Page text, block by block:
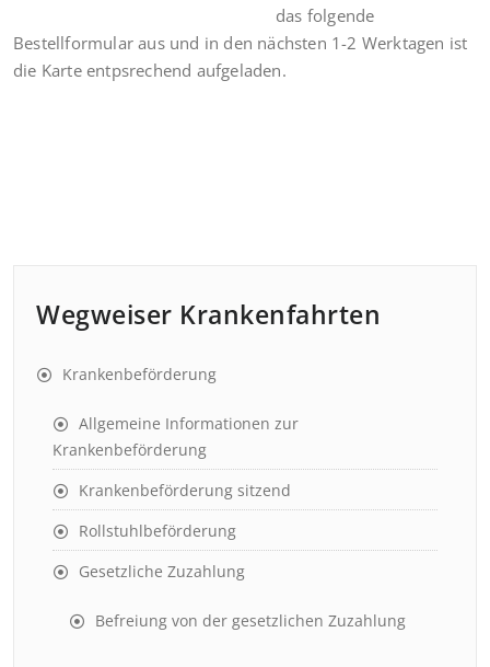
das folgende
Bestellformular aus und in den nächsten 1-2 Werktagen ist
die Karte entpsrechend aufgeladen.
Wegweiser Krankenfahrten
Krankenbeförderung
Allgemeine Informationen zur
Krankenbeförderung
Krankenbeförderung sitzend
Rollstuhlbeförderung
Gesetzliche Zuzahlung
Befreiung von der gesetzlichen Zuzahlung